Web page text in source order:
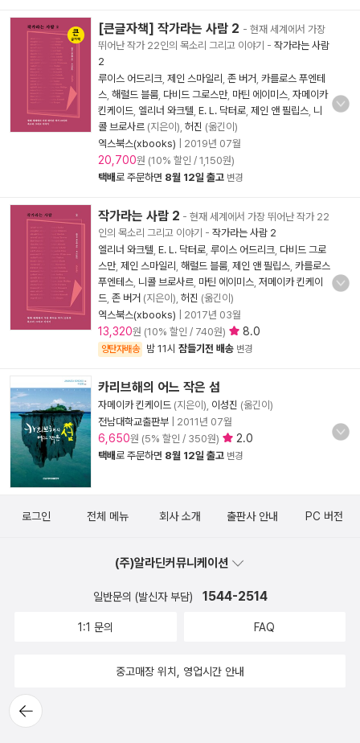
[큰글자책] 작가라는 사람 2 - 현재 세계에서 가장
뛰어난 작가 22인의 목소리 그리고 이야기 - 작가라는 사람
2
루이스 어드리크 제인 스마일리 존 버거 카를로스 푸엔테
스 해럴드 블룸 다비드 그로스만, 마틴 에이미스 자메이카
킨케이드 엘리너 와크텔 E. L. 닥터로 제인 앤 필립스 니
콜 브로사르 (지은이), 허진 (옮긴이)
엑스북스(xbooks)
2019년 07월
20,700원 (10% 할인 / 1,150원)
택배로 주문하면 8월 12일 출고 변경
작가라는 사람 2 - 현재 세계에서 가장 뛰어난 작가 22
인의 목소리 그리고 이야기 - 작가라는 사람 2
엘리너 와크텔 E. L. 닥터로 루이스 어드리크 다비드 그로
스만, 제인 스마일리 해럴드 블룸 제인 앤 필립스 카를로스
푸엔테스 니콜 브로사르 마틴 에이미스 저메이카 킨케이
드 존 버거 (지은이), 허진 (옮긴이)
엑스북스(xbooks)
2017년 03월
13,320원 (10% 할인 / 740원) 8.0
양탄자배송 밤 11시 잠들기전 배송 변경
카리브해의 어느 작은 섬
자메이카 킨케이드 (지은이), 이성진 (옮긴이)
전남대학교출판부
2011년 07월
6,650원 (5% 할인 / 350원) 2.0
택배로 주문하면 8월 12일 출고 변경
뒤로가
기
로그인 전체 메뉴 회사 소개 출판사 안내 PC 버전
(주)알라딘커뮤니케이션
일반문의 (발신자 부담) 1544-2514
1:1 문의 FAQ
중고매장 위치, 영업시간 안내